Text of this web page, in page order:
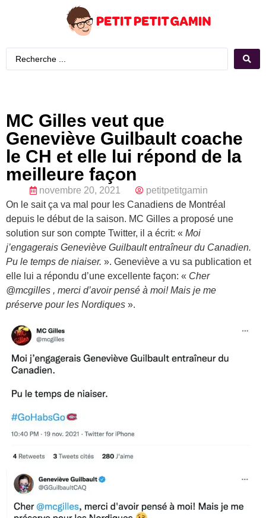
MC Gilles veut que
Geneviève Guilbault coache
le CH et elle lui répond de la
meilleure façon
novembre 20, 2021
petitpetitgamin
On le sait ça va mal pour les Canadiens de Montréal
depuis le début de la saison. MC Gilles a proposé une
solution sur son compte Twitter, il a écrit: « Moi
j’engagerais Geneviève Guilbault entraîneur du Canadien.
Pu le temps de niaiser. ». Geneviève a vu sa publication et
elle lui a répondu d’une excellente façon: « Cher
@mcgilles , merci d’avoir pensé à moi! Mais je me
préserve pour les Nordiques ».